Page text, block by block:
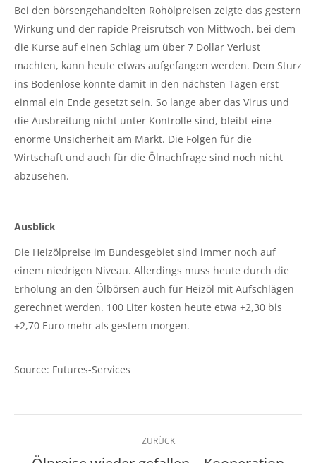
Bei den börsengehandelten Rohölpreisen zeigte das gestern
Wirkung und der rapide Preisrutsch von Mittwoch, bei dem
die Kurse auf einen Schlag um über 7 Dollar Verlust
machten, kann heute etwas aufgefangen werden. Dem Sturz
ins Bodenlose könnte damit in den nächsten Tagen erst
einmal ein Ende gesetzt sein. So lange aber das Virus und
die Ausbreitung nicht unter Kontrolle sind, bleibt eine
enorme Unsicherheit am Markt. Die Folgen für die
Wirtschaft und auch für die Ölnachfrage sind noch nicht
abzusehen.
Ausblick
Die Heizölpreise im Bundesgebiet sind immer noch auf
einem niedrigen Niveau. Allerdings muss heute durch die
Erholung an den Ölbörsen auch für Heizöl mit Aufschlägen
gerechnet werden. 100 Liter kosten heute etwa +2,30 bis
+2,70 Euro mehr als gestern morgen.
Source: Futures-Services
Kommentarnavigation
ZURÜCK